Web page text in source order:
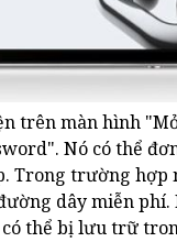
trên màn hình
Nó có thể
Trong trường hợp
dây miễn phí.
thể bị lưu trữ